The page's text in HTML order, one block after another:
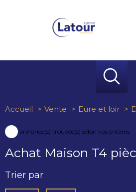
Accueil Vente Eure et loir
annonce(s) trouvée(s) selon vos critères
Achat Maison T4
Trier par